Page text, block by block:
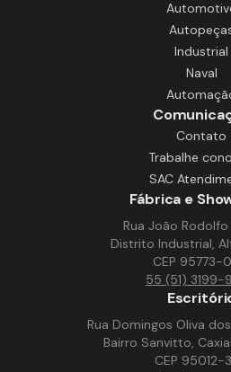
estável em equipamentos
extratores, processadores,
misturadores, fornos e
essenciais à operação. São
aumentam a produtividade,
paradas e asseguram
Industrial
Naval
Contato
Trabalhe
SAC
Fábrica e
Rua João Rodolfo
Distrito Industrial,
CEP 95773-
55 (51) 3199-
Rua Domingos Oliva
Bairro Sanvitto,
CEP 95012-